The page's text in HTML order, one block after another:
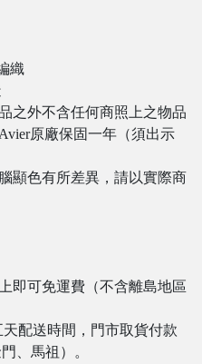
織
之外不含任何商照上之物品
原廠保固一年（須出示
色有所差異，請以實際商
即可免運費（不含離島地區
配送時間，門市取貨付款
、馬祖）。